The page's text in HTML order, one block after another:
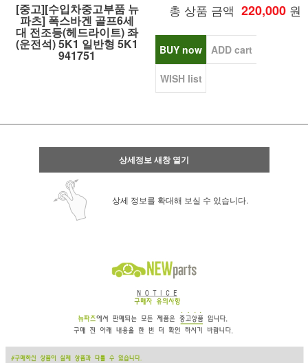
[중고][수입차중고부품 뉴
파츠] 폭스바겐 골프6세
대 전조등(헤드라이트) 좌
(운전석) 5K1 일반형 5K1
941751
총 상품 금액 220,000 원
BUY now ADD cart
WISH list
상세정보 새창 열기
상세 정보를 확대해 보실 수 있습니다.